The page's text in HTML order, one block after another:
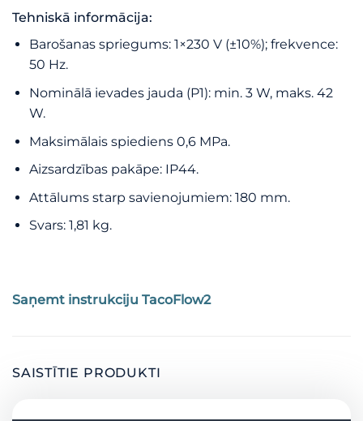
Tehniskā informācija:
Barošanas spriegums: 1×230 V (±10%); frekvence:
50 Hz.
Nominālā ievades jauda (P1): min. 3 W, maks. 42
W.
Maksimālais spiediens 0,6 MPa.
Aizsardzības pakāpe: IP44.
Attālums starp savienojumiem: 180 mm.
Svars: 1,81 kg.
Saņemt instrukciju TacoFlow2
SAISTĪTIE PRODUKTI